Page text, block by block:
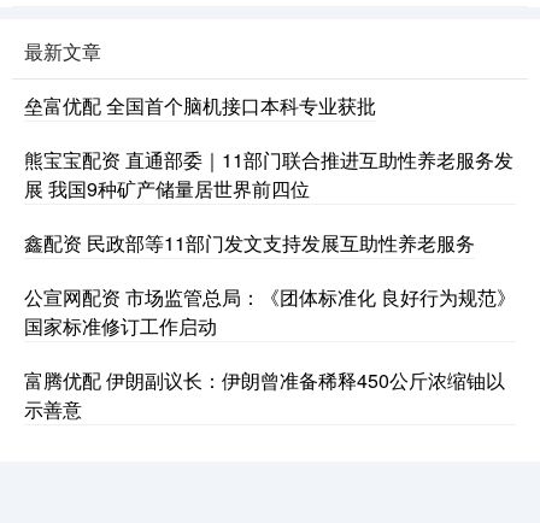
最新文章
垒富优配 全国首个脑机接口本科专业获批
熊宝宝配资 直通部委｜11部门联合推进互助性养老服务发
展 我国9种矿产储量居世界前四位
鑫配资 民政部等11部门发文支持发展互助性养老服务
公宣网配资 市场监管总局：《团体标准化 良好行为规范》
国家标准修订工作启动
富腾优配 伊朗副议长：伊朗曾准备稀释450公斤浓缩铀以
示善意